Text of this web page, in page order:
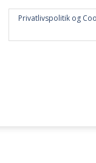
Privatlivspolitik og